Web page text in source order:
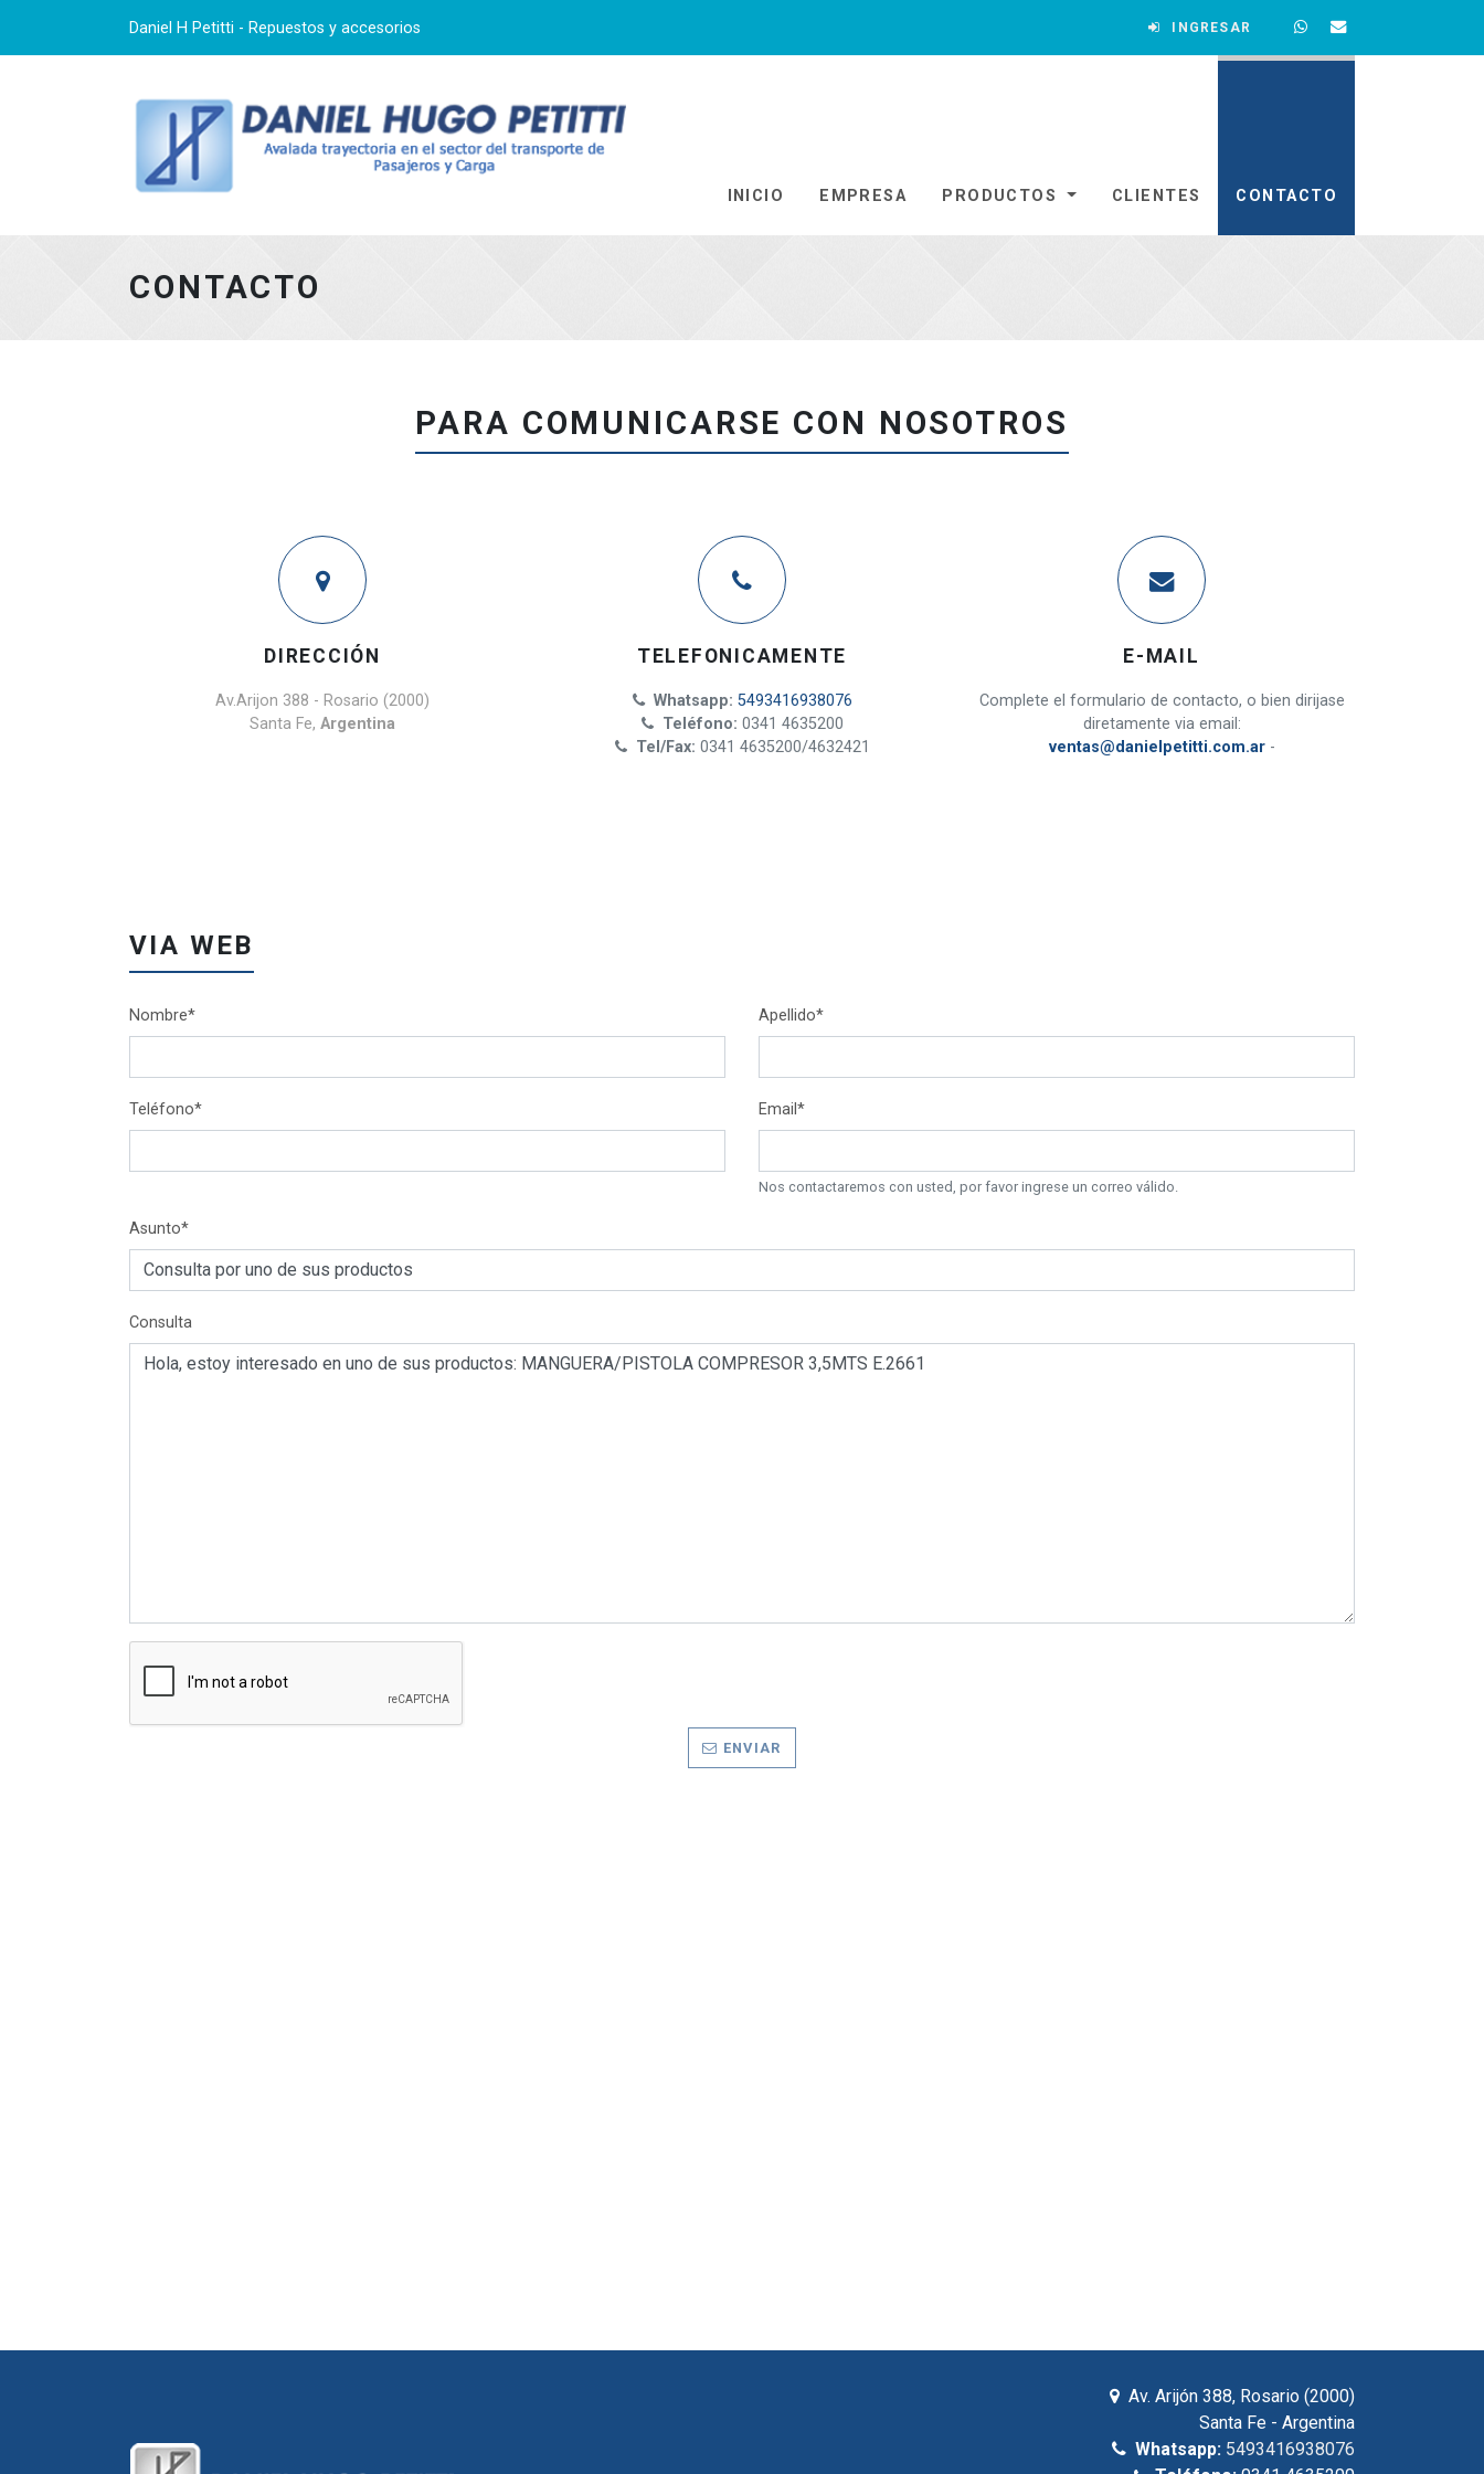
Daniel H Petitti - Repuestos y accesorios INGRESAR
Ir al Inicio
INICIO EMPRESA PRODUCTOS CLIENTES CONTACTO
CONTACTO
PARA COMUNICARSE CON NOSOTROS
DIRECCIÓN
Av.Arijon 388 - Rosario (2000)
Santa Fe, Argentina
TELEFONICAMENTE
Whatsapp: 5493416938076
Teléfono: 0341 4635200
Tel/Fax: 0341 4635200/4632421
E-MAIL
Complete el formulario de contacto, o bien dirijase
diretamente via email:
ventas@danielpetitti.com.ar-
VIA WEB
Nombre* Apellido*
Teléfono* Email*
Nos contactaremos con usted, por favor ingrese un correo válido.
Asunto*
Consulta
ENVIAR
Av. Arijón 388, Rosario (2000)
Santa Fe - Argentina
Whatsapp: 5493416938076